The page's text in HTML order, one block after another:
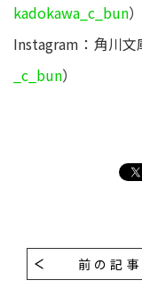
kadokawa_c_bun）
Instagram：角川
_c_bun）
前の記事